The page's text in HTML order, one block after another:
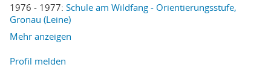
1976 - 1977: Schule am Wildfang - Orientierungsstufe,
Gronau (Leine)
Mehr anzeigen
Profil melden